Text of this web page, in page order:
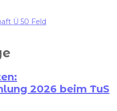
Ü 50 Feld
2026 beim TuS